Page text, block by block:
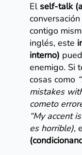
El self-talk
contigo
inglés, este
interno)
enemigo. Si
cosas como
mistakes
cometo
“My accent
es horrible),